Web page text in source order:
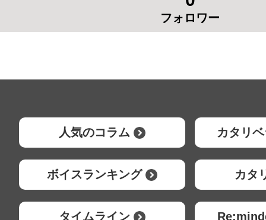
フォロワー
人気のコラム カタリ
ボイスランキング カタ
タイムライン